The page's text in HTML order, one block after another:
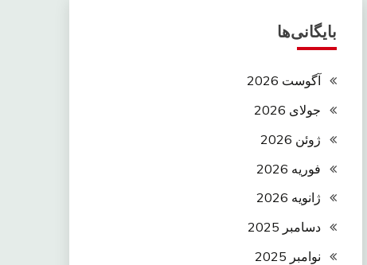
بایگانی‌ها
آگوست 2026
جولای 2026
ژوئن 2026
فوریه 2026
ژانویه 2026
دسامبر 2025
نوامبر 2025